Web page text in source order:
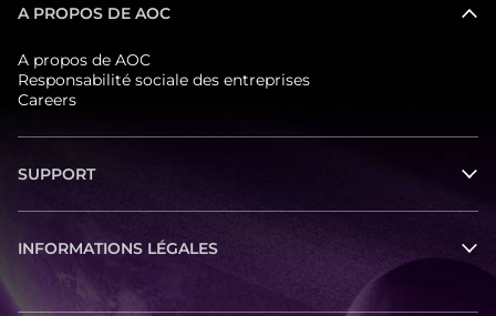
A PROPOS DE AOC
A propos de AOC
Responsabilité sociale des entreprises
Careers
SUPPORT
INFORMATIONS LÉGALES